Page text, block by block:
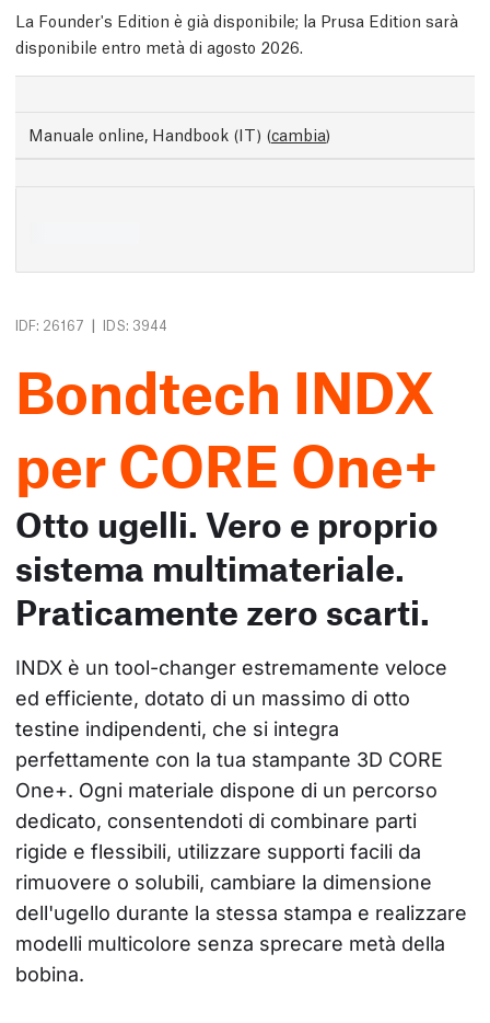
La Founder's Edition è già disponibile; la Prusa Edition sarà
disponibile entro metà di agosto 2026.
Manuale online, Handbook (IT) (cambia)
IDF: 26167 | IDS: 3944
Bondtech INDX
per CORE One+
Otto ugelli. Vero e proprio
sistema multimateriale.
Praticamente zero scarti.
INDX è un tool-changer estremamente veloce
ed efficiente, dotato di un massimo di otto
testine indipendenti, che si integra
perfettamente con la tua stampante 3D CORE
One+. Ogni materiale dispone di un percorso
dedicato, consentendoti di combinare parti
rigide e flessibili, utilizzare supporti facili da
rimuovere o solubili, cambiare la dimensione
dell'ugello durante la stessa stampa e realizzare
modelli multicolore senza sprecare metà della
bobina.